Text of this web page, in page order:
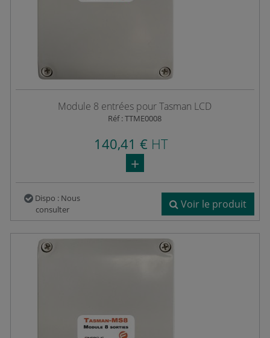
Module 8 entrées pour Tasman LCD
Réf : TTME0008
140,41 € HT
Dispo : Nous
consulter
Voir le produit